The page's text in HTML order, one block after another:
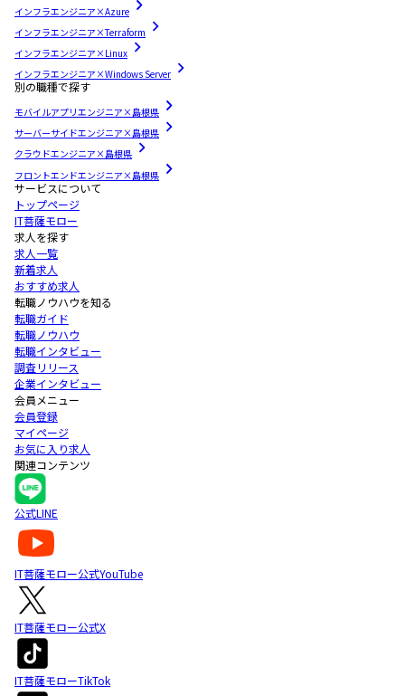
インフラエンジニア×Azure
インフラエンジニア×Terraform
インフラエンジニア×Linux
インフラエンジニア×Windows Server
別の職種で探す
モバイルアプリエンジニア×島根県
サーバーサイドエンジニア×島根県
クラウドエンジニア×島根県
フロントエンドエンジニア×島根県
サービスについて
トップページ
IT菩薩モロー
求人を探す
求人一覧
新着求人
おすすめ求人
転職ノウハウを知る
転職ガイド
転職ノウハウ
転職インタビュー
調査リリース
企業インタビュー
会員メニュー
会員登録
マイページ
お気に入り求人
関連コンテンツ
公式LINE
IT菩薩モロー公式YouTube
IT菩薩モロー公式X
IT菩薩モローTikTok